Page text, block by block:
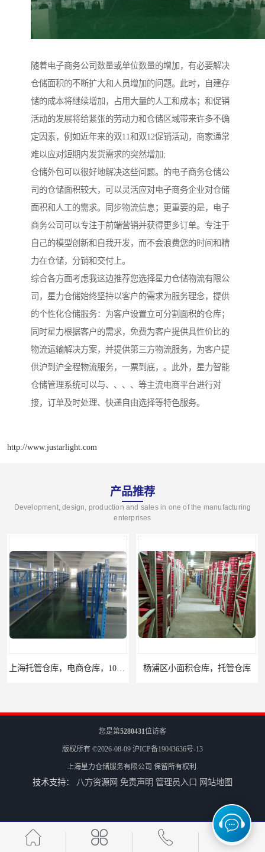
随着电子商务公司数量或单位数量的增加，有必要解决
仓储面积的不断扩大和人员增加的问题。此时，自建存
储的成本将继续增加，占用大量的人工和成本；和促销
活动的发展将给紧张的劳动力和仓储区域带来许多不确
定因素，例如近年来的双11和双12促销活动，商家通常
难以应对短期内发货需求的突然增加;
仓储外包可以很好地解决这些问题。的电子商务仓储公
司的仓储面积较大，可以灵活应对电子商务企业对仓储
面积和人工的需求。同步物流信息；更重要的是，电子
商务公司可以专注于前端营销并获得更多订单。专注于
自己的模型创新和自我开发，而不会浪费您的时间和精
力在仓储，分销和交付上。
综合各方面考虑我这边推荐您选择星力仓储物流有限公
司，星力仓储始终坚持以客户的需求为服务理念，提供
的个性化仓储服务：为客户设置立可分割面积的仓库；
同时星力根据客户的需求，免费为客户提供具性价比的
物流运输解决方案，并提供第三方物流服务，为客户提
供沪到沪全程物流服务，一票到底，。此外，星力智能
仓储管理系统可以与、、、、等主流电商平台进行对
接，订单及时处理、快递自由选择等特色服务。
http://www.justarlight.com
产品推荐
Development, design, production and sales in one of the manufacturing
enterprises
杨浦区小面积仓库，托管仓库
宝山区小面积托管仓库，电商仓库
您是第5280431位访客
版权所有 ©2026-08-09 沪ICP备19043636号-13
上海星力仓储服务有限公司 保留所有权利.
技术支持： 八方资源网 免责声明 管理员入口 网站地图